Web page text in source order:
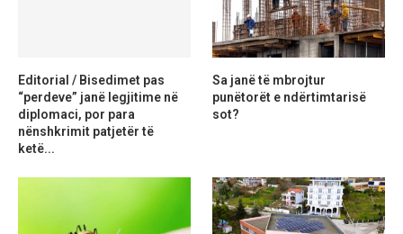
Editorial / Bisedimet pas
“perdeve” janë legjitime në
diplomaci, por para
nënshkrimit patjetër të
ketë...
Sa janë të mbrojtur
punëtorët e ndërtimtarisë
sot?